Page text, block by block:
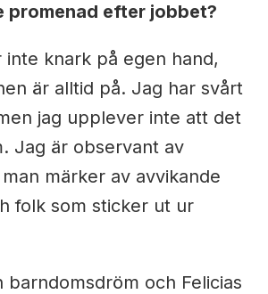
promenad efter jobbet?
inte knark på egen hand,
är alltid på. Jag har svårt
jag upplever inte att det
Jag är observant av
märker av avvikande
folk som sticker ut ur
barndomsdröm och Felicias